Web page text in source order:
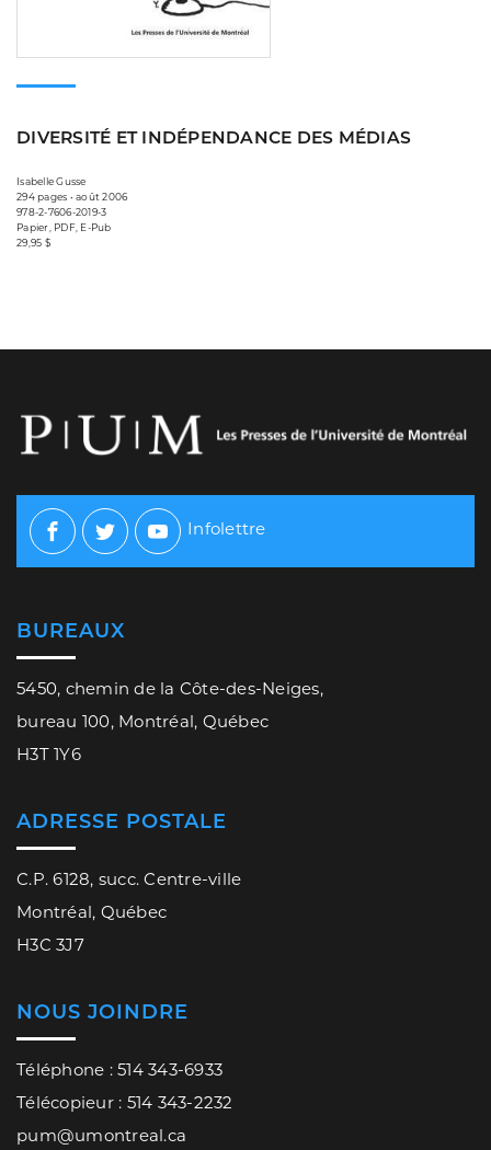
DIVERSITÉ ET INDÉPENDANCE DES MÉDIAS
Isabelle Gusse
294 pages • août 2006
978-2-7606-2019-3
Papier, PDF, E-Pub
29,95 $
Facebook
TwitterYoutube
Infolettre
BUREAUX
5450, chemin de la Côte-des-Neiges,
bureau 100, Montréal, Québec
H3T 1Y6
ADRESSE POSTALE
C.P. 6128, succ. Centre-ville
Montréal, Québec
H3C 3J7
NOUS JOINDRE
Téléphone : 514 343-6933
Télécopieur : 514 343-2232
pum@umontreal.ca